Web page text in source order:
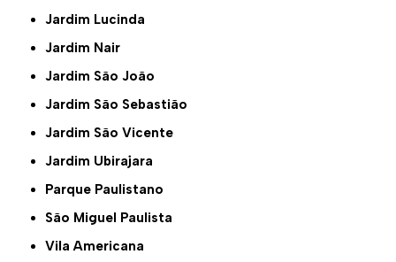
Jardim Lucinda
Jardim Nair
Jardim São João
Jardim São Sebastião
Jardim São Vicente
Jardim Ubirajara
Parque Paulistano
São Miguel Paulista
Vila Americana